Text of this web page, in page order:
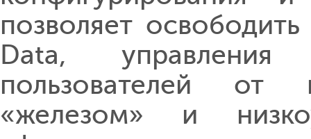
позволяет
Data,
пользователей от
«железом» и